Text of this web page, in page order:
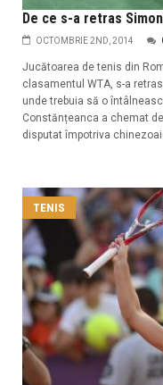
De ce s-a retras
OCTOMBRIE 2ND, 2014
Jucătoarea de tenis din
clasamentul WTA, s-a
unde trebuia să o
Constănțeanca a chemat
disputat împotriva
TENIS